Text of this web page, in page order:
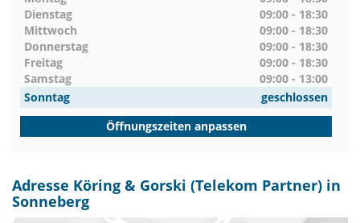
Dienstag
09:00 - 18:30
Mittwoch
09:00 - 18:30
Donnerstag
09:00 - 18:30
Freitag
09:00 - 18:30
Samstag
09:00 - 13:00
Sonntag
geschlossen
Öffnungszeiten anpassen
Adresse Köring & Gorski (Telekom Partner) in
Sonneberg